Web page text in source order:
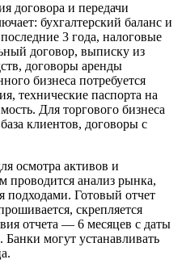
договора и передачи
бухгалтерский баланс и
3 года, налоговые
договор, выписку из
договоры аренды
бизнеса потребуется
технические паспорта на
Для торгового бизнеса
клиентов, договоры с
осмотра активов и
проводится анализ рынка,
подходами. Готовый отчет
скрепляется
отчета — 6 месяцев с даты
могут устанавливать